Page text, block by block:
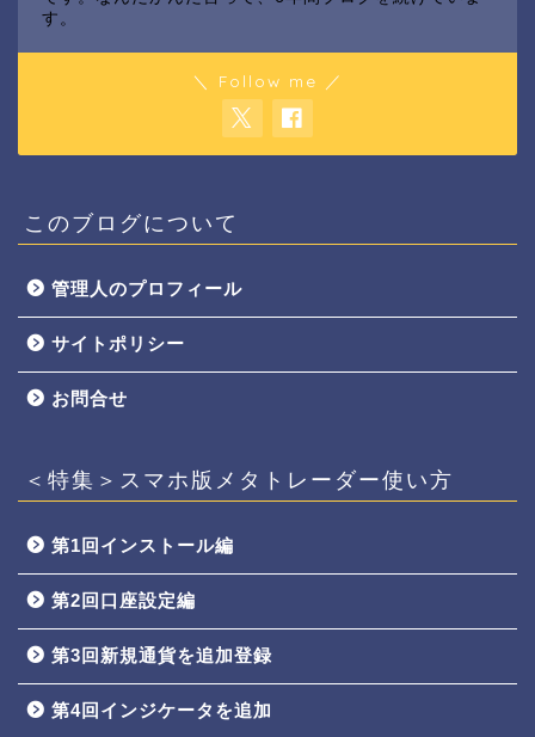
す。
＼ Follow me ／
このブログについて
管理人のプロフィール
サイトポリシー
お問合せ
＜特集＞スマホ版メタトレーダー使い方
第1回インストール編
第2回口座設定編
第3回新規通貨を追加登録
第4回インジケータを追加